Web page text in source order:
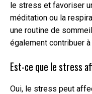
le stress et favoriser
méditation ou la
une routine de
également contribuer
Est-ce que le stress
Oui, le stress peut